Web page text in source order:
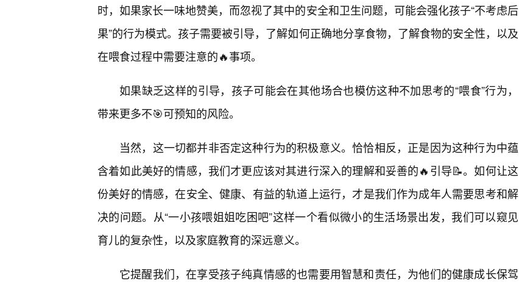
时，如果家长一味地赞美，而忽视了其中的安全和卫生问题，可能会强化孩子“不考虑后
果”的行为模式。孩子需要被引导，了解如何正确地分享食物，了解食物的安全性，以及
在喂食过程中需要注意的🔥事项。
如果缺乏这样的引导，孩子可能会在其他场合也模仿这种不加思考的“喂食”行为，
带来更多不🎯可预知的风险。
当然，这一切都并非否定这种行为的积极意义。恰恰相反，正是因为这种行为中蕴
含着如此美好的情感，我们才更应该对其进行深入的理解和妥善的🔥引导📝。如何让这
份美好的情感，在安全、健康、有益的轨道上运行，才是我们作为成年人需要思考和解
决的问题。从“一小孩喂姐姐吃困吧”这样一个看似微小的生活场景出发，我们可以窥见
育儿的复杂性，以及家庭教育的深远意义。
它提醒我们，在享受孩子纯真情感的也需要用智慧和责任，为他们的健康成长保驾